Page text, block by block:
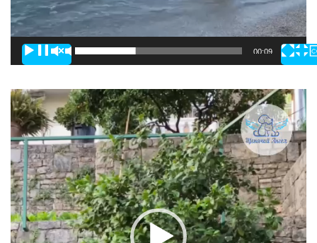
00:00 00:09
Видеоплеер